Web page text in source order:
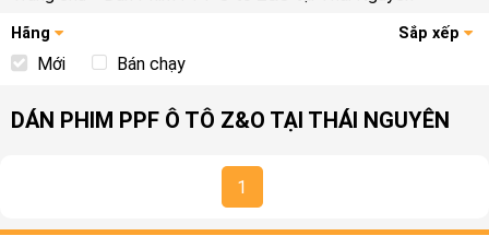
Hãng Sắp xếp
Mới Bán chạy
DÁN PHIM PPF Ô TÔ Z&O TẠI THÁI NGUYÊN
1